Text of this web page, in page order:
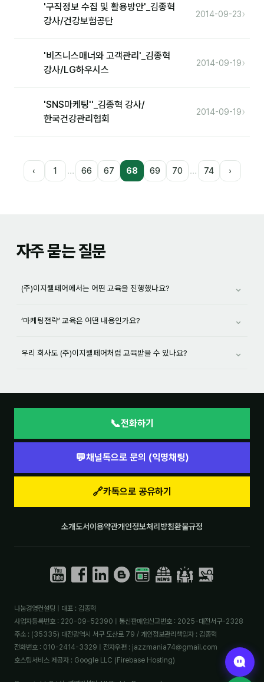
'구직정보 수집 및 활용방안'_김종혁
강사/건강보험공단
2014-09-23›
'비즈니스매너와 고객관리'_김종혁
강사/LG하우시스
2014-09-19›
'SNS마케팅''_김종혁 강사/
한국건강관리협회
2014-09-19›
‹ 1 … 66 67 68 69 70 … 74 ›
자주 묻는 질문
(주)이지웰페어에서는 어떤 교육을 진행했나요? ⌄
‘마케팅전략’ 교육은 어떤 내용인가요? ⌄
우리 회사도 (주)이지웰페어처럼 교육받을 수 있나요? ⌄
📞전화하기
💬채널톡으로 문의 (익명채팅)
🔗카톡으로 공유하기
소개도서이용약관개인정보처리방침환불규정
나눔경영컨설팅 | 대표 : 김종혁
사업자등록번호 : 220-09-52390 | 통신판매업신고번호 : 2025-대전서구-2328
주소 : (35335) 대전광역시 서구 도산로 79 / 개인정보관리책임자 : 김종혁
전화번호 : 010-2414-3329 | 전자우편 : jazzmania74@gmail.com
호스팅서비스 제공자 : Google LLC (Firebase Hosting)